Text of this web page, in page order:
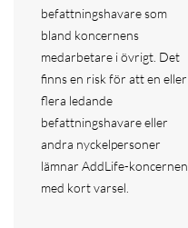
befattningshavare som
bland koncernens
medarbetare i övrigt. Det
finns en risk för att en eller
flera ledande
befattningshavare eller
andra nyckelpersoner
lämnar AddLife-koncernen
med kort varsel.